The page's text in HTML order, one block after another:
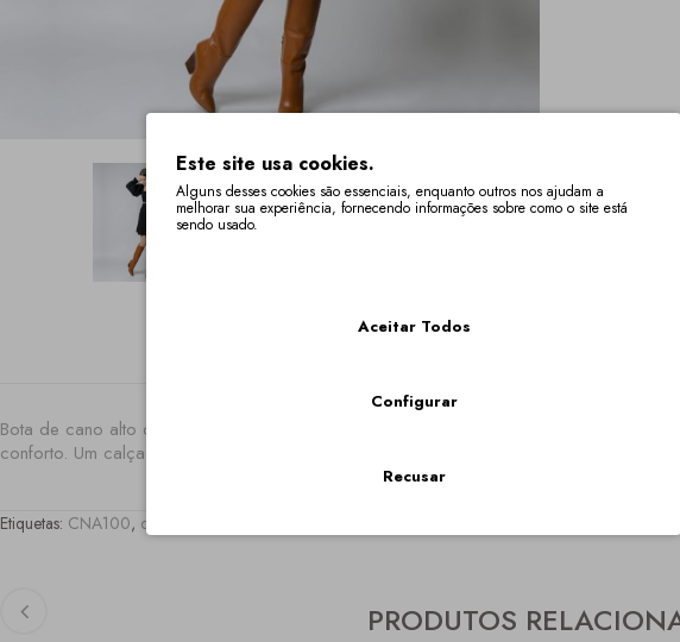
Bota de cano alto camel em pele genuína com salto alto e elegante. Ideal para
conforto. Um calçado versátil que combina estilo e durabilidade.
Etiquetas: CNA100, carina
PRODUTOS
Este site usa cookies.
Alguns desses cookies são essenciais, enquanto outros nos ajudam a
melhorar sua experiência, fornecendo informações sobre como o site está
sendo usado.
Aceitar Todos
Configurar
Recusar